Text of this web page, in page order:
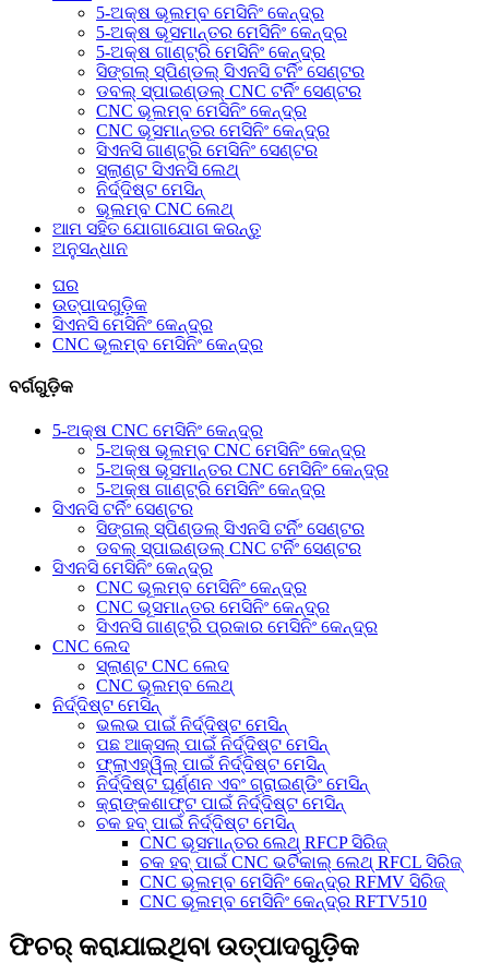
5-ଅକ୍ଷ ଭୂଲମ୍ବ ମେସିନିଂ କେନ୍ଦ୍ର
5-ଅକ୍ଷ ଭୂସମାନ୍ତର ମେସିନିଂ କେନ୍ଦ୍ର
5-ଅକ୍ଷ ଗାଣ୍ଟ୍ରି ମେସିନିଂ କେନ୍ଦ୍ର
ସିଙ୍ଗଲ୍ ସ୍ପିଣ୍ଡଲ୍ ସିଏନସି ଟର୍ନିଂ ସେଣ୍ଟର
ଡବଲ୍ ସ୍ପାଇଣ୍ଡଲ୍ CNC ଟର୍ନିଂ ସେଣ୍ଟର
CNC ଭୂଲମ୍ବ ମେସିନିଂ କେନ୍ଦ୍ର
CNC ଭୂସମାନ୍ତର ମେସିନିଂ କେନ୍ଦ୍ର
ସିଏନସି ଗାଣ୍ଟ୍ରି ମେସିନିଂ ସେଣ୍ଟର
ସ୍ଲାଣ୍ଟ ସିଏନସି ଲେଥ୍
ନିର୍ଦ୍ଦିଷ୍ଟ ମେସିନ୍
ଭୂଲମ୍ବ CNC ଲେଥ୍
ଆମ ସହିତ ଯୋଗାଯୋଗ କରନ୍ତୁ
ଅନୁସନ୍ଧାନ
ଘର
ଉତ୍ପାଦଗୁଡ଼ିକ
ସିଏନସି ମେସିନିଂ କେନ୍ଦ୍ର
CNC ଭୂଲମ୍ବ ମେସିନିଂ କେନ୍ଦ୍ର
ବର୍ଗଗୁଡ଼ିକ
5-ଅକ୍ଷ CNC ମେସିନିଂ କେନ୍ଦ୍ର
5-ଅକ୍ଷ ଭୂଲମ୍ବ CNC ମେସିନିଂ କେନ୍ଦ୍ର
5-ଅକ୍ଷ ଭୂସମାନ୍ତର CNC ମେସିନିଂ କେନ୍ଦ୍ର
5-ଅକ୍ଷ ଗାଣ୍ଟ୍ରି ମେସିନିଂ କେନ୍ଦ୍ର
ସିଏନସି ଟର୍ନିଂ ସେଣ୍ଟର
ସିଙ୍ଗଲ୍ ସ୍ପିଣ୍ଡଲ୍ ସିଏନସି ଟର୍ନିଂ ସେଣ୍ଟର
ଡବଲ୍ ସ୍ପାଇଣ୍ଡଲ୍ CNC ଟର୍ନିଂ ସେଣ୍ଟର
ସିଏନସି ମେସିନିଂ କେନ୍ଦ୍ର
CNC ଭୂଲମ୍ବ ମେସିନିଂ କେନ୍ଦ୍ର
CNC ଭୂସମାନ୍ତର ମେସିନିଂ କେନ୍ଦ୍ର
ସିଏନସି ଗାଣ୍ଟ୍ରି ପ୍ରକାର ମେସିନିଂ କେନ୍ଦ୍ର
CNC ଲେଦ
ସ୍ଲାଣ୍ଟ CNC ଲେଦ
CNC ଭୂଲମ୍ବ ଲେଥ୍
ନିର୍ଦ୍ଦିଷ୍ଟ ମେସିନ୍
ଭଲଭ ପାଇଁ ନିର୍ଦ୍ଦିଷ୍ଟ ମେସିନ୍
ପଛ ଆକ୍ସଲ୍ ପାଇଁ ନିର୍ଦ୍ଦିଷ୍ଟ ମେସିନ୍
ଫ୍ଲାଏହ୍ୱିଲ୍ ପାଇଁ ନିର୍ଦ୍ଦିଷ୍ଟ ମେସିନ୍
ନିର୍ଦ୍ଦିଷ୍ଟ ଘୂର୍ଣ୍ଣନ ଏବଂ ଗ୍ରାଇଣ୍ଡିଂ ମେସିନ୍
କ୍ରାଙ୍କଶାଫ୍ଟ ପାଇଁ ନିର୍ଦ୍ଦିଷ୍ଟ ମେସିନ୍
ଚକ ହବ୍ ପାଇଁ ନିର୍ଦ୍ଦିଷ୍ଟ ମେସିନ୍
CNC ଭୂସମାନ୍ତର ଲେଥ୍ RFCP ସିରିଜ୍
ଚକ ହବ୍ ପାଇଁ CNC ଭର୍ଟିକାଲ୍ ଲେଥ୍ RFCL ସିରିଜ୍
CNC ଭୂଲମ୍ବ ମେସିନିଂ କେନ୍ଦ୍ର RFMV ସିରିଜ୍
CNC ଭୂଲମ୍ବ ମେସିନିଂ କେନ୍ଦ୍ର RFTV510
ଫିଚର୍ କରାଯାଇଥିବା ଉତ୍ପାଦଗୁଡ଼ିକ